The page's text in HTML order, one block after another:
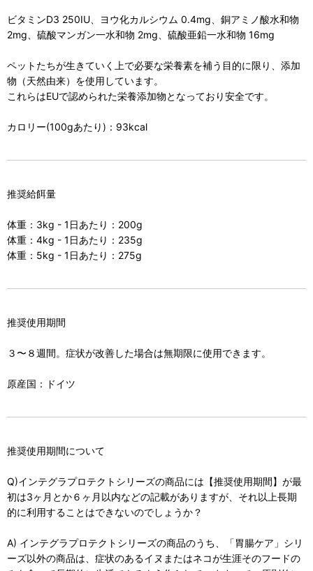
ビタミンD3 250IU、ヨウ化カルシウム 0.4mg、銅アミノ酸水和物
2mg、硫酸マンガン一水和物 2mg、硫酸亜鉛一水和物 16mg
ペットたちが生きていく上で必要な栄養素を補う目的に限り、添加
物（天然由来）を使用しています。
これらはEUで認められた栄養添加物となっており安全です。
カロリー(100gあたり)：93kcal
推奨給餌量
体重：3kg - 1日あたり：200g
体重：4kg - 1日あたり：235g
体重：5kg - 1日あたり：275g
推奨使用期間
３〜８週間。症状が改善した場合は無期限に使用できます。
原産国：ドイツ
推奨使用期間について
Q)インテグラプロテクトシリーズの商品には【推奨使用期間】が最
初は3ヶ月とか６ヶ月以内などの記載がありますが、それ以上長期
的に利用することはできないのでしょうか？
A) インテグラプロテクトシリーズの商品のうち、「胃腸ケア」シリ
ーズ以外の商品は、症状のあるイヌまたはネコが生涯そのフードの